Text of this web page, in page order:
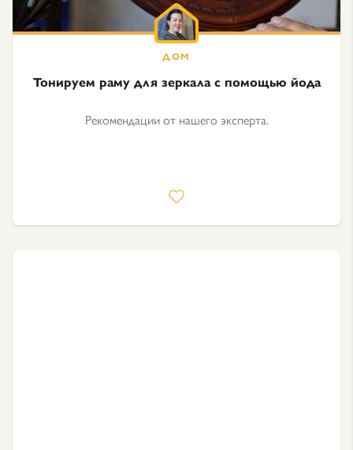
Тонируем раму для зеркала с помощью йода
Рекомендации от нашего эксперта.